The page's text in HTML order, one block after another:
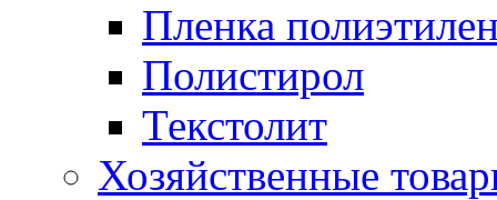
Пленка
Полистирол
Текстолит
Хозяйственные